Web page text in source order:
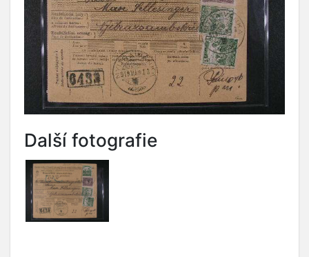
Další fotografie